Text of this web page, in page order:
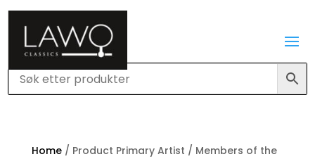
Home/ Product Primary Artist / Members of the